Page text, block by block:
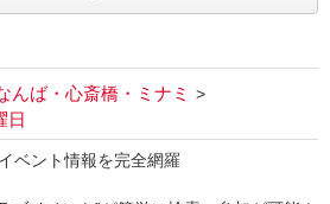
んば・心斎橋・ミナミ
日
ベント情報を完全網羅